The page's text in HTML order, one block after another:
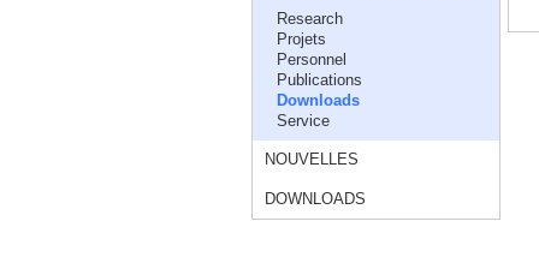
Research
Projets
Personnel
Publications
Downloads
Service
NOUVELLES
DOWNLOADS